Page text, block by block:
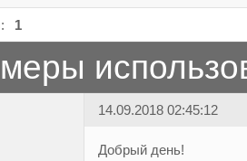
1
14.09.2018 02:45:12
Добрый день!